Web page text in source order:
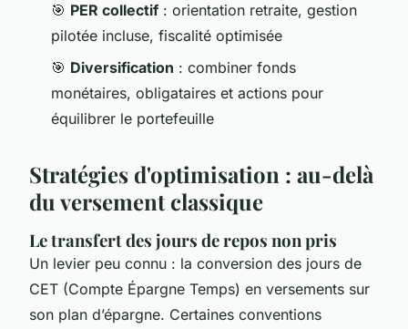
🎯 PER collectif : orientation retraite, gestion
pilotée incluse, fiscalité optimisée
🎯 Diversification : combiner fonds
monétaires, obligataires et actions pour
équilibrer le portefeuille
Stratégies d'optimisation : au-delà
du versement classique
Le transfert des jours de repos non pris
Un levier peu connu : la conversion des jours de
CET (Compte Épargne Temps) en versements sur
son plan d’épargne. Certaines conventions